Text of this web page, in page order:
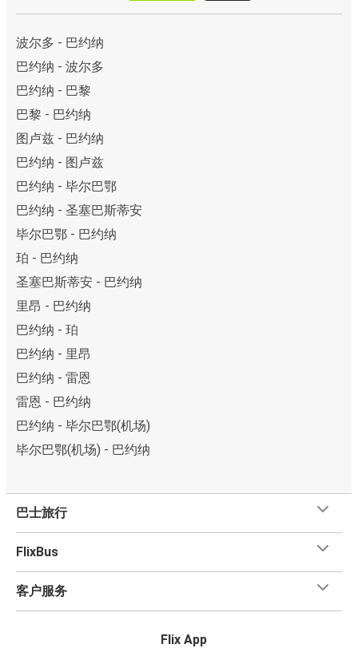
波尔多 - 巴约纳
巴约纳 - 波尔多
巴约纳 - 巴黎
巴黎 - 巴约纳
图卢兹 - 巴约纳
巴约纳 - 图卢兹
巴约纳 - 毕尔巴鄂
巴约纳 - 圣塞巴斯蒂安
毕尔巴鄂 - 巴约纳
珀 - 巴约纳
圣塞巴斯蒂安 - 巴约纳
里昂 - 巴约纳
巴约纳 - 珀
巴约纳 - 里昂
巴约纳 - 雷恩
雷恩 - 巴约纳
巴约纳 - 毕尔巴鄂(机场)
毕尔巴鄂(机场) - 巴约纳
巴士旅行
FlixBus
客户服务
Flix App